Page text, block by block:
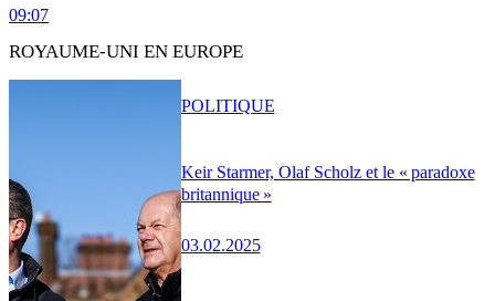
09:07
ROYAUME-UNI EN EUROPE
Keir Starmer, Olaf Scholz et le « paradoxe
britannique »
03.02.2025
POLITIQUE